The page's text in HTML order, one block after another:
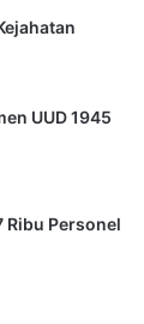
UUD 1945
Ribu Personel